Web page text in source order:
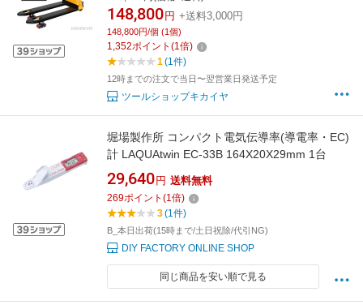
レ 6ヶ月保証 HPS-2 KIKAIYA
148,800 円 +送料3,000円
148,800円/個 (1個)
1,352ポイント (1倍)
1(1件)
12時までの注文で当日〜翌営業日発送予定
ツールショップキカイヤ
堀場製作所 コンパクト電気伝導率(導電率・EC)
計 LAQUAtwin EC-33B 164X20X29mm 1台
29,640 円 送料無料
269ポイント (1倍)
3(1件)
B_本日出荷(15時まで/土日祝除/代引NG)
DIY FACTORY ONLINE SHOP
同じ商品を安い順で見る